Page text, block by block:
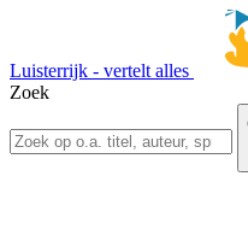
Luisterrijk - vertelt alles
Zoek